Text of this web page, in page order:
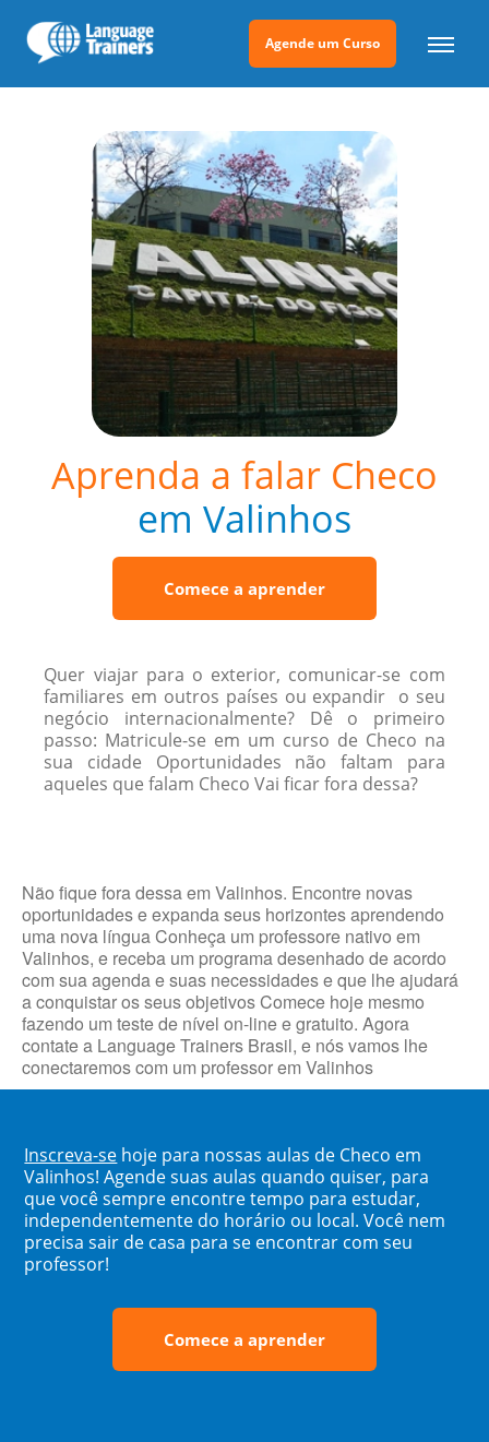
Agende um Curso
Aprenda a falar Checo
em Valinhos
Comece a aprender
Quer viajar para o exterior, comunicar-se com
familiares em outros países ou expandir o seu
negócio internacionalmente? Dê o primeiro
passo: Matricule-se em um curso de Checo na
sua cidade Oportunidades não faltam para
aqueles que falam Checo Vai ficar fora dessa?
Não fique fora dessa em Valinhos. Encontre novas
oportunidades e expanda seus horizontes aprendendo
uma nova língua Conheça um professore nativo em
Valinhos, e receba um programa desenhado de acordo
com sua agenda e suas necessidades e que lhe ajudará
a conquistar os seus objetivos Comece hoje mesmo
fazendo um teste de nível on-line e gratuito. Agora
contate a Language Trainers Brasil, e nós vamos lhe
conectaremos com um professor em Valinhos
Inscreva-se hoje para nossas aulas de Checo em
Valinhos! Agende suas aulas quando quiser, para
que você sempre encontre tempo para estudar,
independentemente do horário ou local. Você nem
precisa sair de casa para se encontrar com seu
professor!
Comece a aprender